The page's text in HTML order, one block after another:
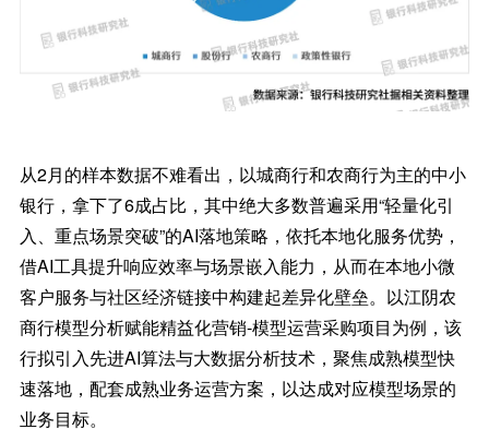
从2月的样本数据不难看出，以城商行和农商行为主的中小
银行，拿下了6成占比，其中绝大多数普遍采用“轻量化引
入、重点场景突破”的AI落地策略，依托本地化服务优势，
借AI工具提升响应效率与场景嵌入能力，从而在本地小微
客户服务与社区经济链接中构建起差异化壁垒。以江阴农
商行模型分析赋能精益化营销-模型运营采购项目为例，该
行拟引入先进AI算法与大数据分析技术，聚焦成熟模型快
速落地，配套成熟业务运营方案，以达成对应模型场景的
业务目标。